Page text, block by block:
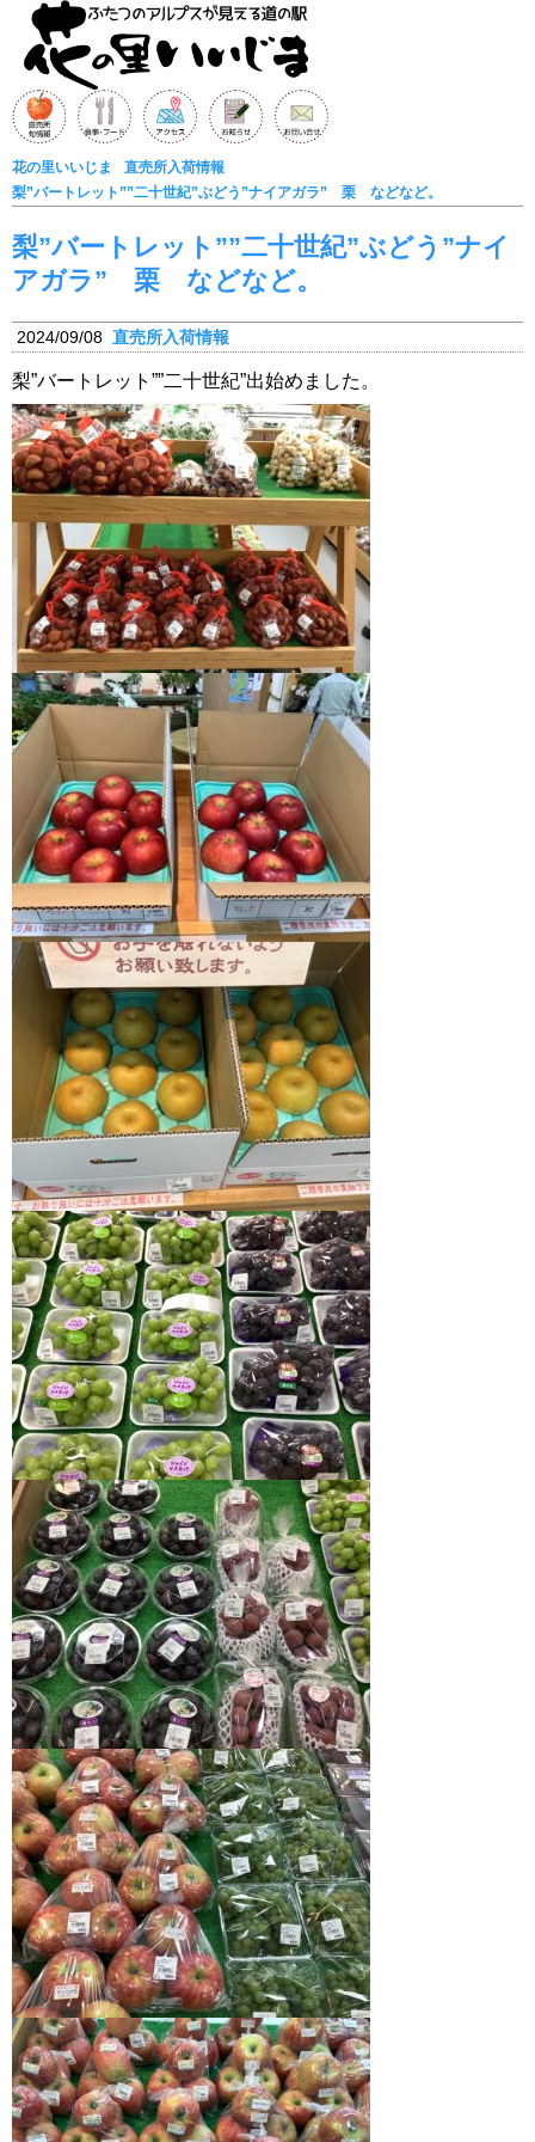
花の里いいじま
直売所入荷情報
梨”バートレット””二十世紀”ぶどう”ナイアガラ” 栗 などなど。
梨”バートレット””二十世紀”ぶどう”ナイ
アガラ” 栗 などなど。
2024/09/08 直売所入荷情報
梨”バートレット””二十世紀”出始めました。